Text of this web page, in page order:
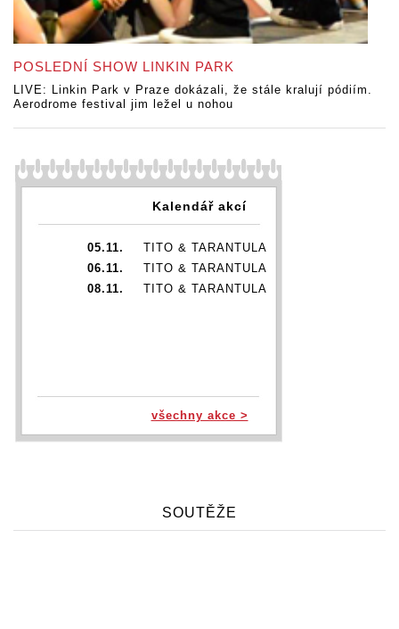
POSLEDNÍ SHOW LINKIN PARK
LIVE: Linkin Park v Praze dokázali, že stále kralují pódiím.
Aerodrome festival jim ležel u nohou
Kalendář akcí
05.11.
TITO & TARANTULA
06.11.
TITO & TARANTULA
08.11.
TITO & TARANTULA
všechny akce >
SOUTĚŽE